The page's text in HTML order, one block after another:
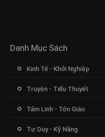
Danh Mục Sách
Kinh Tế - Khởi Nghiệp
Truyện - Tiểu Thuyết
Tâm Linh - Tôn Giáo
Tư Duy - Kỹ Năng